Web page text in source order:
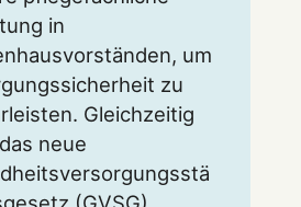
in
um
zu
Gleichzeitig
neue